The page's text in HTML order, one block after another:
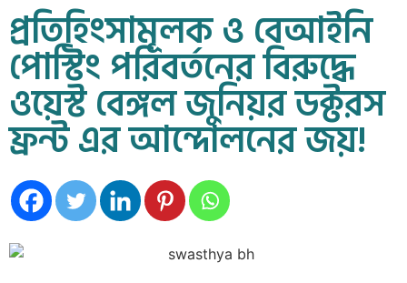
প্রতিহিংসামূলক ও বেআইনি
পোস্টিং পরিবর্তনের বিরুদ্ধে
ওয়েস্ট বেঙ্গল জুনিয়র ডক্টরস
ফ্রন্ট এর আন্দোলনের জয়!